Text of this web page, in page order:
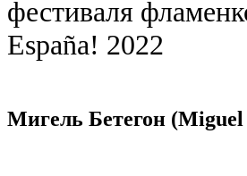
фестиваля
España! 2022
Мигель Бетегон (Miguel